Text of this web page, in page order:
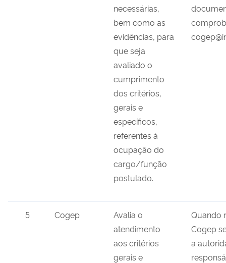
necessárias,
bem como as
evidências, para
que seja
avaliado o
cumprimento
dos critérios,
gerais e
específicos,
referentes à
ocupação do
cargo/função
postulado.
5 Cogep
Avalia o
atendimento
aos critérios
gerais e
Quando
Cogep
a